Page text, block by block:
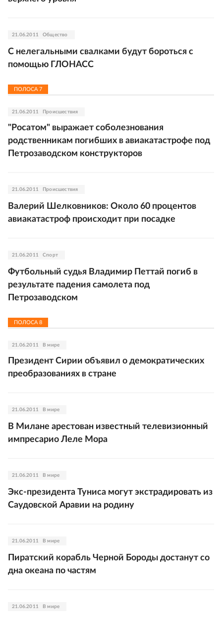
21.06.2011 Общество
С нелегальными свалками будут бороться с
помощью ГЛОНАСС
ПОЛОСА7
21.06.2011 Происшествия
"Росатом" выражает соболезнования
родственникам погибших в авиакатастрофе под
Петрозаводском конструкторов
21.06.2011 Происшествия
Валерий Шелковников: Около 60 процентов
авиакатастроф происходит при посадке
21.06.2011 Спорт
Футбольный судья Владимир Петтай погиб в
результате падения самолета под
Петрозаводском
ПОЛОСА8
21.06.2011 В мире
Президент Сирии объявил о демократических
преобразованиях в стране
21.06.2011 В мире
В Милане арестован известный телевизионный
импресарио Леле Мора
21.06.2011 В мире
Экс-президента Туниса могут экстрадировать из
Саудовской Аравии на родину
21.06.2011 В мире
Пиратский корабль Черной Бороды достанут со
дна океана по частям
21.06.2011 В мире